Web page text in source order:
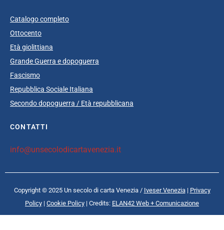
Catalogo completo
Ottocento
Età giolittiana
Grande Guerra e dopoguerra
Fascismo
Repubblica Sociale Italiana
Secondo dopoguerra / Età repubblicana
CONTATTI
info@unsecolodicartavenezia.it
Copyright © 2025 Un secolo di carta Venezia / Iveser Venezia| Privacy
Policy | Cookie Policy | Credits: ELAN42 Web + Comunicazione